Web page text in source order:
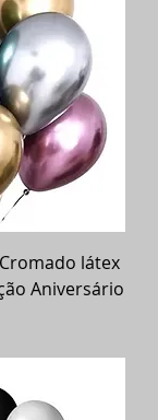
látex
Aniversário